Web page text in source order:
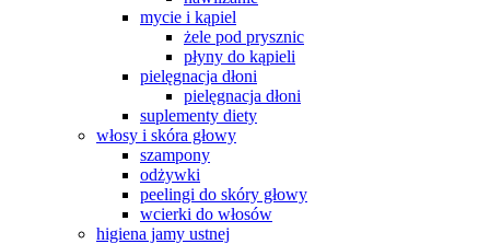
mycie i kąpiel
żele pod prysznic
płyny do kąpieli
pielęgnacja dłoni
pielęgnacja dłoni
suplementy diety
włosy i skóra głowy
szampony
odżywki
peelingi do skóry głowy
wcierki do włosów
higiena jamy ustnej